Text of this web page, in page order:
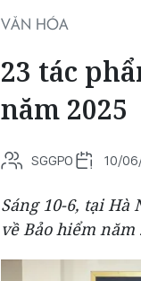
VĂN HÓA
23 tác
năm 2025
SGGPO 10/
Sáng 10-6, tại
về Bảo hiểm năm